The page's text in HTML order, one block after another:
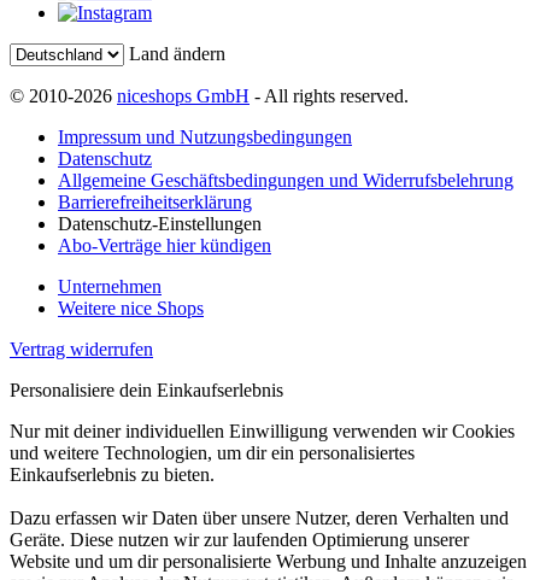
Land ändern
© 2010-2026 niceshops GmbH - All rights reserved.
Impressum und Nutzungsbedingungen
Datenschutz
Allgemeine Geschäftsbedingungen und Widerrufsbelehrung
Barrierefreiheitserklärung
Datenschutz-Einstellungen
Abo-Verträge hier kündigen
Unternehmen
Weitere nice Shops
Vertrag widerrufen
Personalisiere dein Einkaufserlebnis
Nur mit deiner individuellen Einwilligung verwenden wir Cookies
und weitere Technologien, um dir ein personalisiertes
Einkaufserlebnis zu bieten.
Dazu erfassen wir Daten über unsere Nutzer, deren Verhalten und
Geräte. Diese nutzen wir zur laufenden Optimierung unserer
Website und um dir personalisierte Werbung und Inhalte anzuzeigen